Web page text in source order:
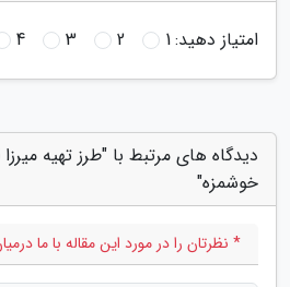
امتیاز دهید:1
2
3
4
دیدگاه های مرتبط با "طرز تهیه
خوشمزه"
* نظرتان را در مورد این مقاله با ما